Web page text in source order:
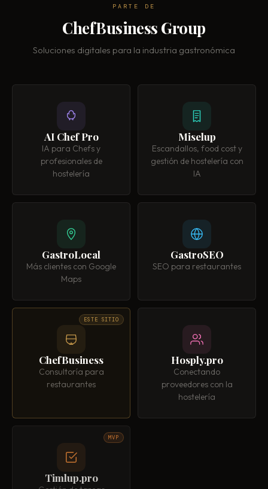
PARTE DE
ChefBusiness Group
Soluciones digitales para la industria gastronómica
AI Chef Pro
IA para Chefs y
profesionales de
hostelería
Miselup
Escandallos, food cost y
gestión de hostelería con
IA
GastroLocal
Más clientes con Google
Maps
GastroSEO
SEO para restaurantes
ChefBusiness
Consultoría para
restaurantes
ESTE SITIO
Hosply.pro
Conectando
proveedores con la
hostelería
Timlup.pro
MVP